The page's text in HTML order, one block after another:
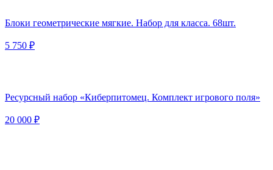
Блоки геометрические мягкие. Набор для класса. 68шт.
5 750 ₽
Ресурсный набор «Киберпитомец. Комплект игрового поля»
20 000 ₽